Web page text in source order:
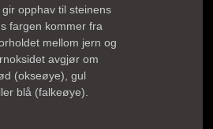
opphav til steinens
fargen kommer fra
mellom jern og
avgjør om
(okseøye), gul
blå (falkeøye).